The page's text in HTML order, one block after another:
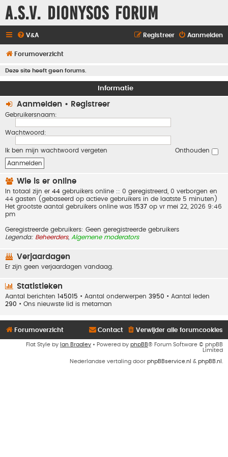
A.S.V. Dionysos Forum
V&A Aanmelden
Registreer
Forumoverzicht
Deze site heeft geen forums.
Informatie
Aanmelden • Registreer
Gebruikersnaam:
Wachtwoord:
Ik ben mijn wachtwoord vergeten Onthouden
Wie is er online
In totaal zijn er 44 gebruikers online :: 0 geregistreerd, 0 verborgen en
44 gasten (gebaseerd op actieve gebruikers in de laatste 5 minuten)
Het grootste aantal gebruikers online was 1537 op vr mei 22, 2026 9:46
pm
Geregistreerde gebruikers: Geen geregistreerde gebruikers
Legenda: Beheerders, Algemene moderators
Verjaardagen
Er zijn geen verjaardagen vandaag.
Statistieken
Aantal berichten 145015 • Aantal onderwerpen 3950 • Aantal leden
290 • Ons nieuwste lid is metaman
Forumoverzicht Verwijder alle forumcookies
Contact
Flat Style by Ian Bradley • Powered by phpBB® Forum Software © phpBB
Limited
Nederlandse vertaling door phpBBservice.nl & phpBB.nl